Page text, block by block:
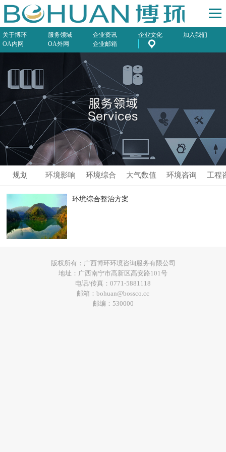
关于博环 服务领域 企业资讯 企业文化
加入我们
OA内网
OA外网 企业邮箱
规划 环境影响
评价
环境综合
服务
大气数值
模拟预测
环境咨询 工程
环境综合整治方案
版权所有：广西博环环境咨询服务有限公司
地址：广西南宁市高新区高安路101号
电话/传真：0771-5881118
邮箱：bohuan@bossco.cc
邮编：530000